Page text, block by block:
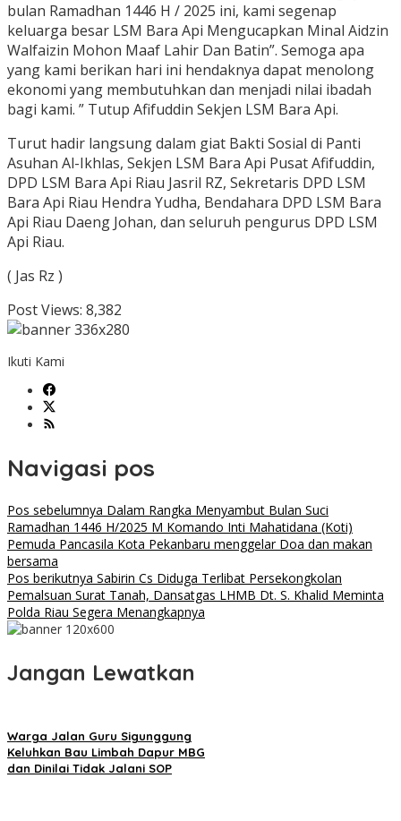
bulan Ramadhan 1446 H / 2025 ini, kami segenap
keluarga besar LSM Bara Api Mengucapkan Minal Aidzin
Walfaizin Mohon Maaf Lahir Dan Batin”. Semoga apa
yang kami berikan hari ini hendaknya dapat menolong
ekonomi yang membutuhkan dan menjadi nilai ibadah
bagi kami. ” Tutup Afifuddin Sekjen LSM Bara Api.
Turut hadir langsung dalam giat Bakti Sosial di Panti
Asuhan Al-Ikhlas, Sekjen LSM Bara Api Pusat Afifuddin,
DPD LSM Bara Api Riau Jasril RZ, Sekretaris DPD LSM
Bara Api Riau Hendra Yudha, Bendahara DPD LSM Bara
Api Riau Daeng Johan, dan seluruh pengurus DPD LSM
Api Riau.
( Jas Rz )
Post Views: 8,382
Ikuti Kami
Navigasi pos
Pos sebelumnya Dalam Rangka Menyambut Bulan Suci
Ramadhan 1446 H/2025 M Komando Inti Mahatidana (Koti)
Pemuda Pancasila Kota Pekanbaru menggelar Doa dan makan
bersama
Pos berikutnya Sabirin Cs Diduga Terlibat Persekongkolan
Pemalsuan Surat Tanah, Dansatgas LHMB Dt. S. Khalid Meminta
Polda Riau Segera Menangkapnya
Jangan Lewatkan
Warga Jalan Guru Sigunggung
Keluhkan Bau Limbah Dapur MBG
dan Dinilai Tidak Jalani SOP